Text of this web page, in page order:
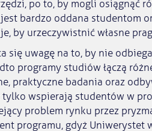
po to, by mogli osiągnąć
bardzo oddana studentom
by urzeczywistnić własne
się uwagę na to, by nie
programy studiów łączą
praktyczne badania oraz
wspierają studentów w
problem rynku przez
programu, gdyż Uniwerystet